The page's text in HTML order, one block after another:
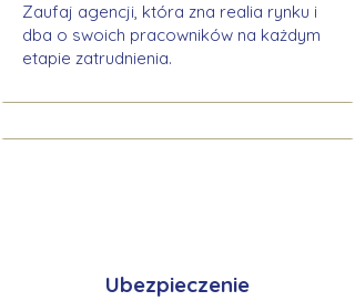
Zaufaj agencji, która zna realia rynku i
dba o swoich pracowników na każdym
etapie zatrudnienia.
Ubezpieczenie